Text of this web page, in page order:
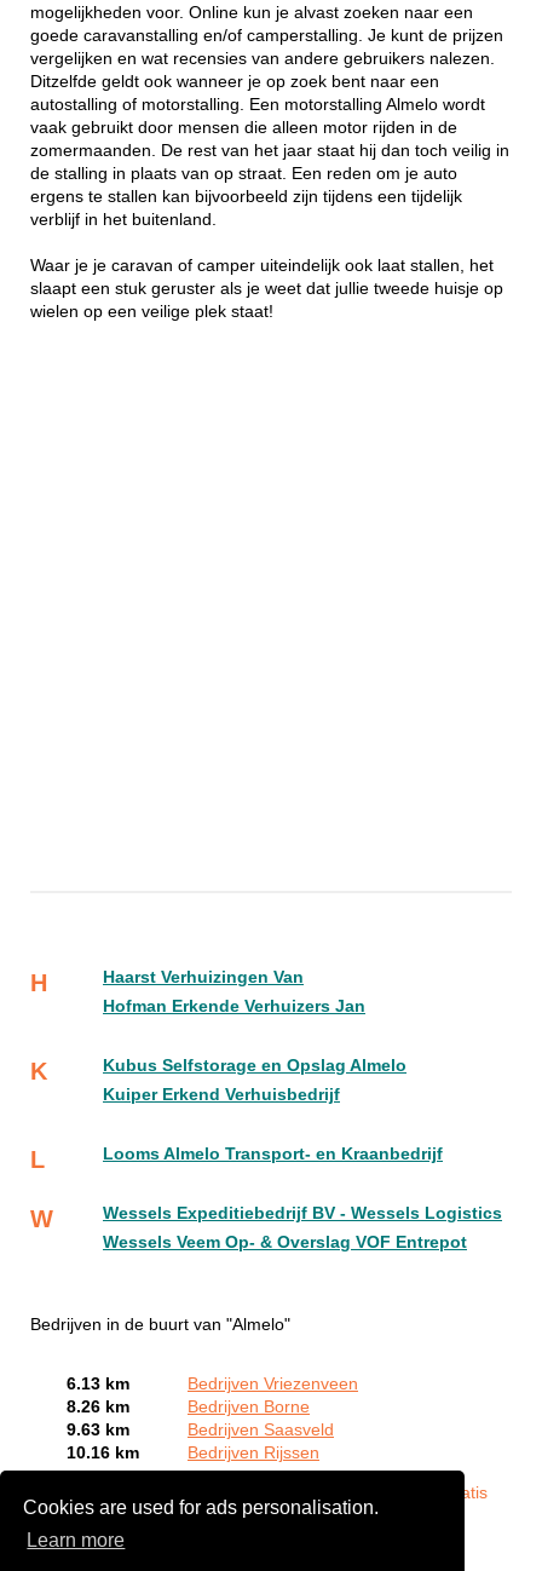
Cookies are used for ads personalisation.
Learn more
mogelijkheden voor. Online kun je alvast zoeken naar een
goede caravanstalling en/of camperstalling. Je kunt de prijzen
vergelijken en wat recensies van andere gebruikers nalezen.
Ditzelfde geldt ook wanneer je op zoek bent naar een
autostalling of motorstalling. Een motorstalling Almelo wordt
vaak gebruikt door mensen die alleen motor rijden in de
zomermaanden. De rest van het jaar staat hij dan toch veilig in
de stalling in plaats van op straat. Een reden om je auto
ergens te stallen kan bijvoorbeeld zijn tijdens een tijdelijk
verblijf in het buitenland.
Waar je je caravan of camper uiteindelijk ook laat stallen, het
slaapt een stuk geruster als je weet dat jullie tweede huisje op
wielen op een veilige plek staat!
H
Haarst Verhuizingen Van
Hofman Erkende Verhuizers Jan
K
Kubus Selfstorage en Opslag Almelo
Kuiper Erkend Verhuisbedrijf
L Looms Almelo Transport- en Kraanbedrijf
W
Wessels Expeditiebedrijf BV - Wessels Logistics
Wessels Veem Op- & Overslag VOF Entrepot
Bedrijven in de buurt van "Almelo"
6.13 km
Bedrijven Vriezenveen
8.26 km
Bedrijven Borne
9.63 km
Bedrijven Saasveld
10.16 km
Bedrijven Rijssen
Meld een bedrijf gratis
aan